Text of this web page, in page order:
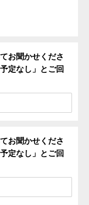
お聞かせくださ
定なし」とご回
お聞かせくださ
定なし」とご回